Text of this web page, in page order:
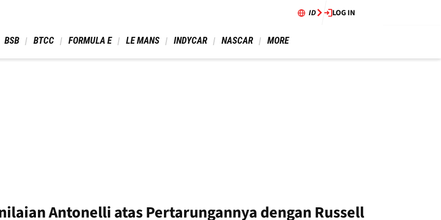
ID LOG IN
BSB BTCC FORMULA E LE MANS INDYCAR NASCAR MORE
Antonelli atas Pertarungannya dengan Russell